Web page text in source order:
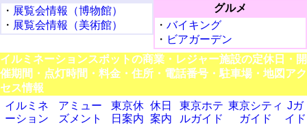
・ 展覧会情報（博物館）
・ 展覧会情報（美術館）
グルメ
・ バイキング
・ ビアガーデン
イルミネーションスポットの商業・レジャー施設の定休日・開
催期間・点灯時間・料金・住所・電話番号・駐車場・地図アク
セス情報
イルミネ
ーション
アミュー
ズメント
東京休
日案内
休日
案内
東京ホテ
ルガイド
東京シティ
ガイド
Jガ
イド